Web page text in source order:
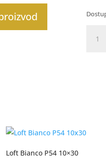
15x15
Loft Bianco P54 10×30